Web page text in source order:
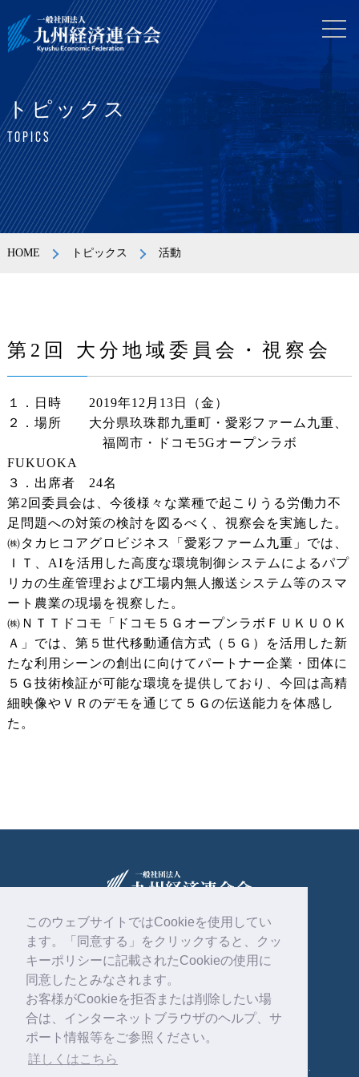
このウェブサイトではCookieを使用してい
ます。「同意する」をクリックすると、クッ
キーポリシーに記載されたCookieの使用に
同意したとみなされます。
お客様がCookieを拒否または削除したい場
合は、インターネットブラウザのヘルプ、サ
ポート情報等をご参照ください。
詳しくはこちら
トピックス
TOPICS
HOME トピックス 活動
第2回 大分地域委員会・視察会
１．日時 2019年12月13日（金）
２．場所 大分県玖珠郡九重町・愛彩ファーム九重、
福岡市・ドコモ5Gオープンラボ
FUKUOKA
３．出席者 24名
第2回委員会は、今後様々な業種で起こりうる労働力不
足問題への対策の検討を図るべく、視察会を実施した。
㈱タカヒコアグロビジネス「愛彩ファーム九重」では、
ＩＴ、AIを活用した高度な環境制御システムによるパプ
リカの生産管理および工場内無人搬送システム等のスマ
ート農業の現場を視察した。
㈱ＮＴＴドコモ「ドコモ５ＧオープンラボＦＵＫＵＯＫ
Ａ」では、第５世代移動通信方式（５Ｇ）を活用した新
たな利用シーンの創出に向けてパートナー企業・団体に
５Ｇ技術検証が可能な環境を提供しており、今回は高精
細映像やＶＲのデモを通じて５Ｇの伝送能力を体感し
た。
〒810-0004
福岡市中央区渡辺通2丁目1番82号
092-761-4261
Copyright © 一般社団法人 九州経済連合会 . All rights reserved.